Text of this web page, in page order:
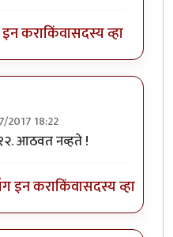
कराकिंवासदस्य व्हा
2017 18:22
हा तर अतिरेकी
आठवत नव्हते !
इन कराकिंवासदस्य व्हा